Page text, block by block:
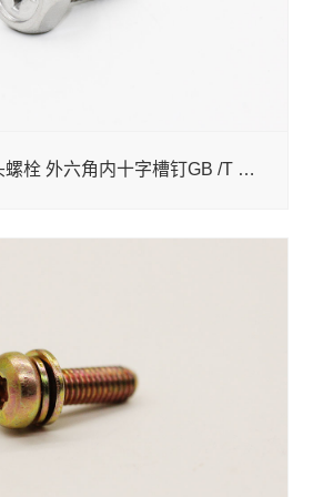
十字槽凹穴六角头螺栓 外六角内十字槽钉GB /T 29.2